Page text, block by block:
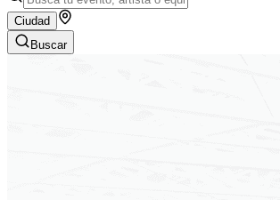
Ciudad
Buscar